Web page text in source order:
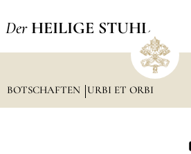
Der HEILIGE STUHL
BOTSCHAFTEN URBI ET ORBI